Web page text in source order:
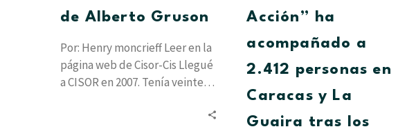
de Alberto Gruson
Por: Henry moncrieff Leer en la
página web de Cisor-Cis Llegué
a CISOR en 2007. Tenía veinte
terremotos
Acción” ha
acompañado a
2.412 personas en
Caracas y La
Guaira tras los